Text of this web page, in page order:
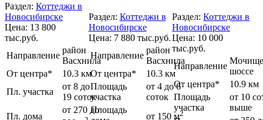
Раздел: Коттеджи в
Новосибирске
Цена: 13 800
тыс.руб.
Направление
район
Васхнила
От центра*
10.3 км
Пл. участка
от 8 до
19 соток
Пл. дома
от 270 до
Раздел: Коттеджи в
Новосибирске
Цена: 7 880 тыс.руб.
Направление
район
Васхнила
От центра*
10.3 км
Площадь
участка
от 4 до 6
соток
Площадь
от 150 м2
Раздел:Коттеджи в
Новосибирске
Цена: 10 000
тыс.руб.
Направление
шоссе
От центра*
10.9 км
Площадь
участка
от 10
выше